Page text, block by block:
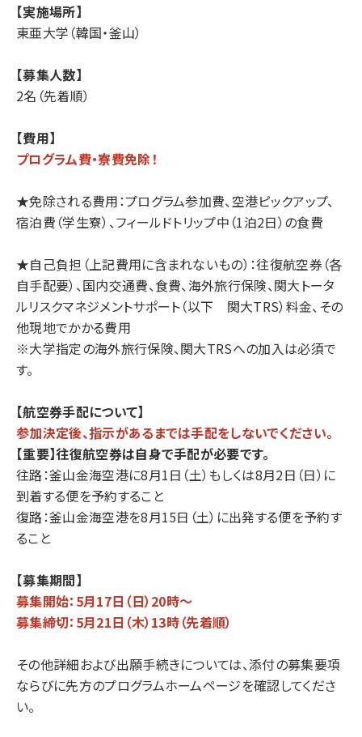
【実施場所】
東亜大学（韓国・釜山）
【募集人数】
2名（先着順）
【費用】
プログラム費・寮費免除！
★免除される費用：プログラム参加費、空港ピックアップ、
宿泊費（学生寮）、フィールドトリップ中（1泊2日）の食費
★自己負担（上記費用に含まれないもの）：往復航空券（各
自手配要）、国内交通費、食費、海外旅行保険、関大トータ
ルリスクマネジメントサポート（以下 関大TRS）料金、その
他現地でかかる費用
※大学指定の海外旅行保険、関大TRSへの加入は必須で
す。
【航空券手配について】
参加決定後、指示があるまでは手配をしないでください。
【重要】往復航空券は自身で手配が必要です。
往路：釜山金海空港に8月1日（土）もしくは8月2日（日）に
到着する便を予約すること
復路：釜山金海空港を8月15日（土）に出発する便を予約す
ること
【募集期間】
募集開始：5月17日（日）20時～
募集締切：5月21日（木）13時（先着順）
その他詳細および出願手続きについては、添付の募集要項
ならびに先方のプログラムホームページを確認してくださ
い。